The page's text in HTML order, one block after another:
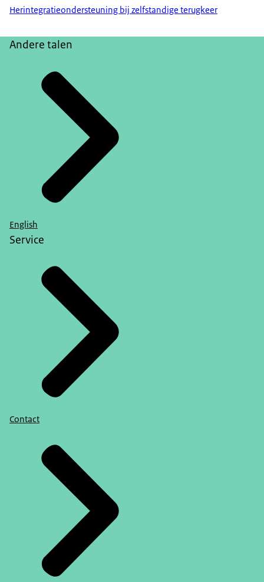
Herintegratieondersteuning bij zelfstandige terugkeer
Andere talen
English
Service
Contact